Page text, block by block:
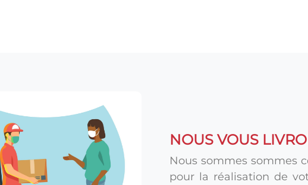
NOUS VOUS
Nous sommes sommes
pour la réalisation de